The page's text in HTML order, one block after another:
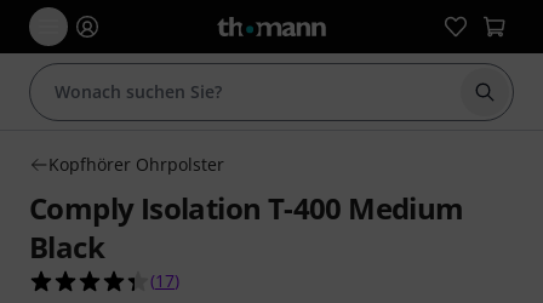
Suche
Kopfhörer Ohrpolster
Comply Isolation T-400 Medium
Black
4.4 von 5 Sternen aus 17 Kundenbewertungen
(17)